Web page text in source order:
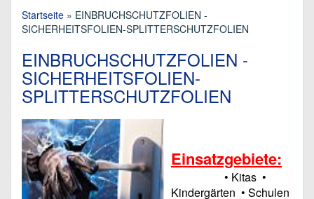
Startseite » EINBRUCHSCHUTZFOLIEN -
SICHERHEITSFOLIEN-SPLITTERSCHUTZFOLIEN
EINBRUCHSCHUTZFOLIEN -
SICHERHEITSFOLIEN-
SPLITTERSCHUTZFOLIEN
Einsatzgebiete:
• Kitas •
Kindergärten • Schulen